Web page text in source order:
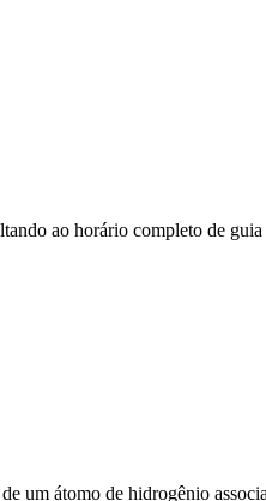
ao horário completo de
um átomo de hidrogênio